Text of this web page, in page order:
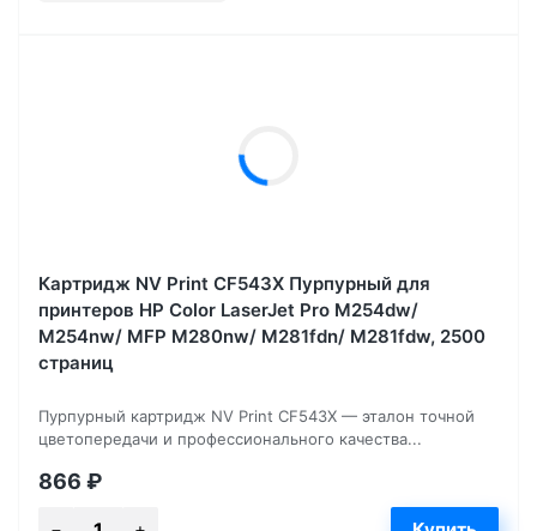
Картридж NV Print CF543X Пурпурный для
принтеров HP Color LaserJet Pro M254dw/
M254nw/ MFP M280nw/ M281fdn/ M281fdw, 2500
страниц
Пурпурный картридж NV Print CF543X — эталон точной
цветопередачи и профессионального качества...
866 ₽